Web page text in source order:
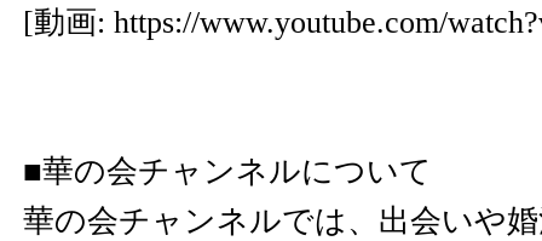
[動画: https://www.youtube.com/
■華の会チャンネルについて
華の会チャンネルでは、出会いや